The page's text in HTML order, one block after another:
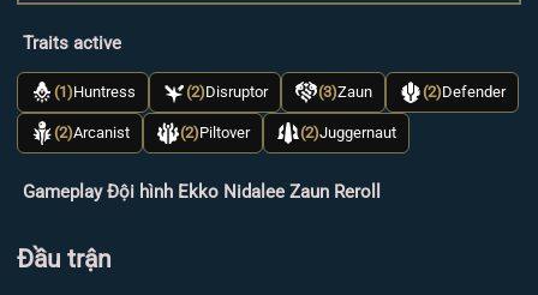
Traits active
(1)Huntress (2)Disruptor (3)Zaun (2)Defender
(2)Arcanist (2)Piltover (2)Juggernaut
Gameplay Đội hình Ekko Nidalee Zaun Reroll
Đầu trận